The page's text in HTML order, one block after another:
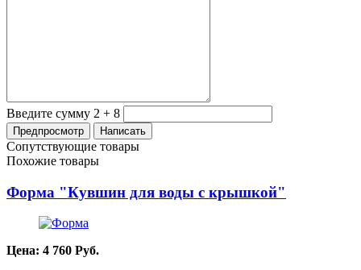
Введите сумму 2 + 8
Сопутствующие товары
Похожие товары
Форма "Кувшин для воды с крышкой"
Цена: 4 760 Руб.